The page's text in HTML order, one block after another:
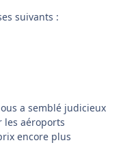
suivants :
a semblé judicieux
les aéroports
encore plus